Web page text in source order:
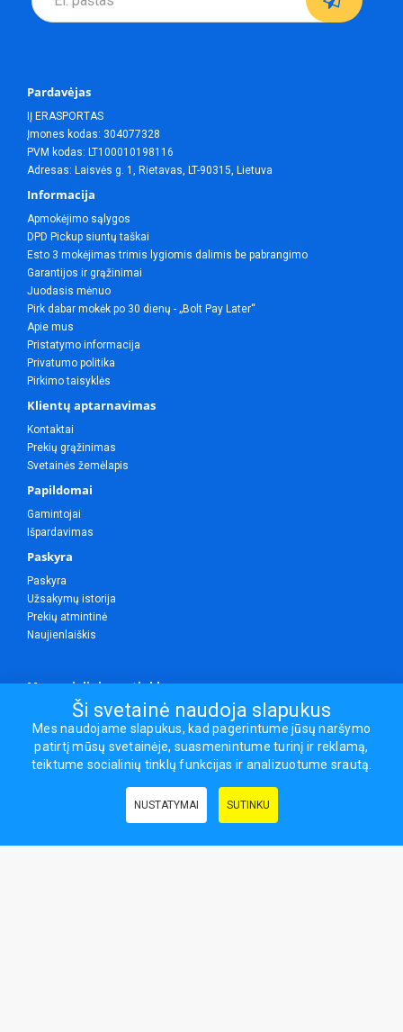
Pardavėjas
IĮ ERASPORTAS
Įmones kodas: 304077328
PVM kodas: LT100010198116
Adresas: Laisvės g. 1, Rietavas, LT-90315, Lietuva
Informacija
Apmokėjimo sąlygos
DPD Pickup siuntų taškai
Esto 3 mokėjimas trimis lygiomis dalimis be pabrangimo
Garantijos ir grąžinimai
Juodasis mėnuo
Pirk dabar mokėk po 30 dienų - „Bolt Pay Later“
Apie mus
Pristatymo informacija
Privatumo politika
Pirkimo taisyklės
Klientų aptarnavimas
Kontaktai
Prekių grąžinimas
Svetainės žemėlapis
Papildomai
Gamintojai
Išpardavimas
Paskyra
Paskyra
Užsakymų istorija
Prekių atmintinė
Naujienlaiškis
Mes socialiniuose tinkluose
Visos teisės saugomos.
Sporto ir laisvalaikio prekės, maisto papildai - erasportas.lt © 2026
Ši svetainė naudoja slapukus
Mes naudojame slapukus, kad pagerintume jūsų naršymo
patirtį mūsų svetainėje, suasmenintume turinį ir reklamą,
teiktume socialinių tinklų funkcijas ir analizuotume srautą.
NUSTATYMAI SUTINKU